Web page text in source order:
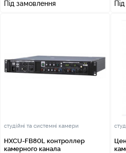
Під замовлення
студійні та системні камери
HXCU-FB80L контроллер
камерного канала